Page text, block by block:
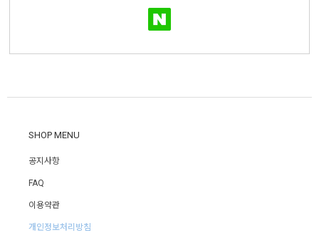
SHOP MENU
공지사항
FAQ
이용약관
개인정보처리방침